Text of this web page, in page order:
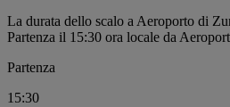
La durata dello scalo a Aeroporto di
Partenza il 15:30 ora locale da
Partenza
15:30